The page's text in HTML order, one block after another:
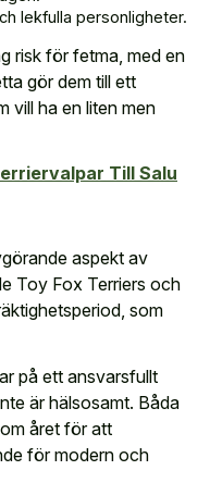
lekfulla personligheter.
risk för fetma, med en
gör dem till ett
vill ha en liten men
Till Salu
aspekt av
Toy Fox Terriers och
som
på ett ansvarsfullt
är hälsosamt. Båda
året för att
för modern och